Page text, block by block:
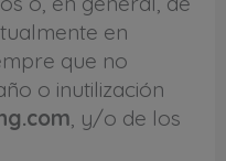
en
que no
o inutilización
, y/o de los